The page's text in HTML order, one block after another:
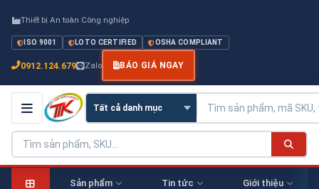
Thiết bị An toàn Công nghiệp
ISO 9001 LOTO CERTIFIED OSHA COMPLIANT
0912.124.679 Zalo BÁO GIÁ NGAY
Sản phẩm Tin tức Giới thiệu